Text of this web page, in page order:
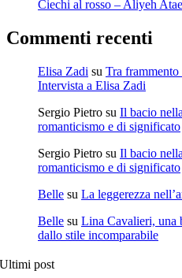
Ciechi al rosso – Aliyeh
Commenti recenti
Elisa Zadi su Tra frammento
Intervista a Elisa Zadi
Sergio Pietro su Il bacio
romanticismo e di significato
Sergio Pietro su Il bacio
romanticismo e di significato
Belle su La leggerezza
Belle su Lina Cavalieri, una
dallo stile incomparabile
Ultimi post